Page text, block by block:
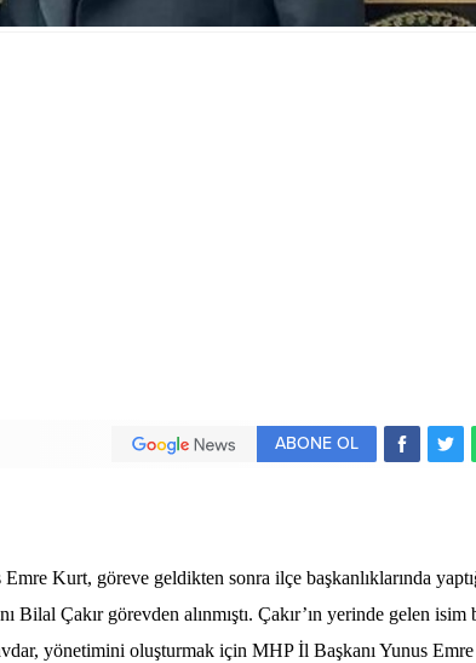
ABONE OL
Kurt, göreve geldikten sonra ilçe başkanlıklarında
Çakır görevden alınmıştı. Çakır’ın yerinde gelen
yönetimini oluşturmak için MHP İl Başkanı Yunus